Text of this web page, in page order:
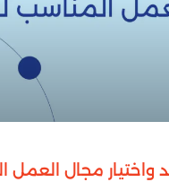
واختيار مجال العمل